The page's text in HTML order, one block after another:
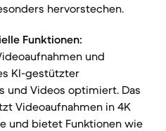
hervorstechen.
Funktionen:
und
KI-gestützter
und Videos optimiert. Das
Videoaufnahmen in 4K
und bietet Funktionen wie